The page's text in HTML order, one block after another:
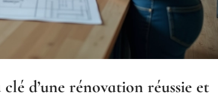
d’une rénovation réussie et